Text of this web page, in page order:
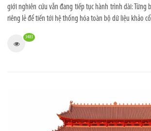
giới nghiên cứu vẫn đang tiếp tục hành trình dài: Từng
riêng lẻ để tiến tới hệ thống hóa toàn bộ dữ liệu khảo
3483